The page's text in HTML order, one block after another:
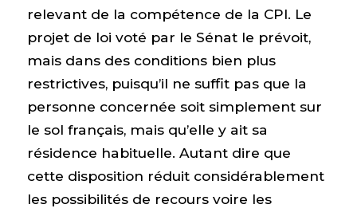
relevant de la compétence de la CPI. Le
projet de loi voté par le Sénat le prévoit,
mais dans des conditions bien plus
restrictives, puisqu’il ne suffit pas que la
personne concernée soit simplement sur
le sol français, mais qu’elle y ait sa
résidence habituelle. Autant dire que
cette disposition réduit considérablement
les possibilités de recours voire les